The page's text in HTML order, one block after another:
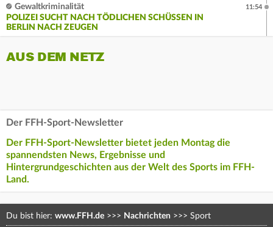
Gewaltkriminalität
POLIZEI SUCHT NACH TÖDLICHEN SCHÜSSEN IN
BERLIN NACH ZEUGEN
11:54
AUS DEM NETZ
Der FFH-Sport-Newsletter
Der FFH-Sport-Newsletter bietet jeden Montag die
spannendsten News, Ergebnisse und
Hintergrundgeschichten aus der Welt des Sports im FFH-
Land.
Du bist hier: www.FFH.de >>> Nachrichten >>> Sport